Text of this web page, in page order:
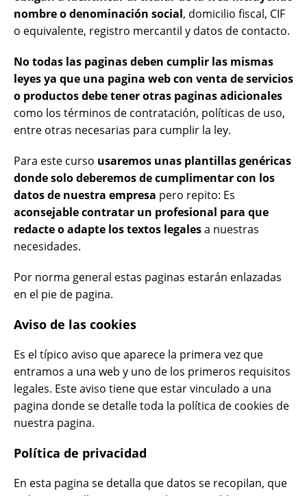
nombre o denominación social, domicilio fiscal, CIF
o equivalente, registro mercantil y datos de contacto.
No todas las paginas deben cumplir las mismas
leyes ya que una pagina web con venta de servicios
o productos debe tener otras paginas adicionales
como los términos de contratación, políticas de uso,
entre otras necesarias para cumplir la ley.
Para este curso usaremos unas plantillas genéricas
donde solo deberemos de cumplimentar con los
datos de nuestra empresa pero repito: Es
aconsejable contratar un profesional para que
redacte o adapte los textos legalesa nuestras
necesidades.
Por norma general estas paginas estarán enlazadas
en el pie de pagina.
Aviso de las cookies
Es el típico aviso que aparece la primera vez que
entramos a una web y uno de los primeros requisitos
legales. Este aviso tiene que estar vinculado a una
pagina donde se detalle toda la política de cookies de
nuestra pagina.
Política de privacidad
En esta pagina se detalla que datos se recopilan, que